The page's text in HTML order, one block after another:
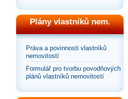
Plány vlastníků nem.
Práva a povinnosti vlastníků
nemovitostí
Formulář pro tvorbu povodňových
plánů vlastníků nemovitostí